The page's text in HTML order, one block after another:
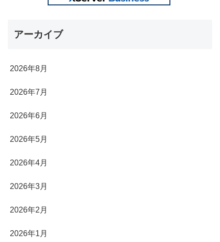
アーカイブ
2026年8月
2026年7月
2026年6月
2026年5月
2026年4月
2026年3月
2026年2月
2026年1月